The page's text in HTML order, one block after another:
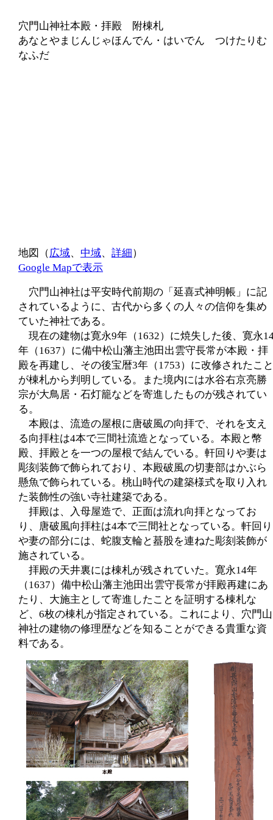
穴門山神社本殿・拝殿 附棟札
あなとやまじんじゃほんでん・はいでん つけたりむ
なふだ
地図（広域、 中域、 詳細）
Google Mapで表示
穴門山神社は平安時代前期の「延喜式神明帳」に記
されているように、古代から多くの人々の信仰を集め
ていた神社である。
現在の建物は寛永9年（1632）に焼失した後、寛永
年（1637）に備中松山藩主池田出雲守長常が本殿・拝
殿を再建し、その後宝暦3年（1753）に改修されたこと
が棟札から判明している。また境内には水谷右京亮勝
宗が大鳥居・石灯籠などを寄進したものが残されてい
る。
本殿は、流造の屋根に唐破風の向拝で、それを支え
る向拝柱は4本で三間社流造となっている。本殿と幣
殿、拝殿とを一つの屋根で結んでいる。軒回りや妻は
彫刻装飾で飾られており、本殿破風の切妻部はかぶら
懸魚で飾られている。桃山時代の建築様式を取り入れ
た装飾性の強い寺社建築である。
拝殿は、入母屋造で、正面は流れ向拝となってお
り、唐破風向拝柱は4本で三間社となっている。軒回り
や妻の部分には、蛇腹支輪と蟇股を連ねた彫刻装飾が
施されている。
拝殿の天井裏には棟札が残されていた。寛永14年
（1637）備中松山藩主池田出雲守長常が拝殿再建にあ
たり、大施主として寄進したことを証明する棟札な
ど、6枚の棟札が指定されている。これにより、穴門山
神社の建物の修理歴などを知ることができる貴重な資
料である。